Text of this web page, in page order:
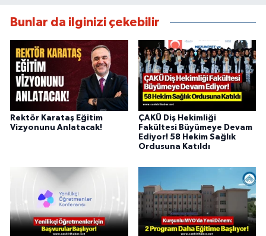
Bunlar da ilginizi çekebilir
Rektör Karataş Eğitim
Vizyonunu Anlatacak!
ÇAKÜ Diş Hekimliği
Fakültesi Büyümeye Devam
Ediyor! 58 Hekim Sağlık
Ordusuna Katıldı